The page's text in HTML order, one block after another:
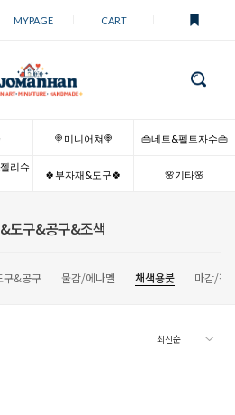
MYPAGE CART
🍭미니어쳐🍭 👜네트&펠트자수👜
리슈
🍀부자재&도구🍀 🌸기타🌸
도구&공구&조색
구&공구 물감/에나멜 채색용붓 마감/접